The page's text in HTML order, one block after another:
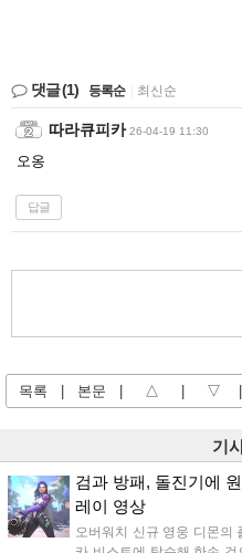
댓글(1) 등록순 최신순
따라큐피카 26-04-19 11:30
오옹
답글
목록 본문 △ ▽
기
검과 방패, 돌진기에
레이 영상
오버워치 신규 영웅 디몬의